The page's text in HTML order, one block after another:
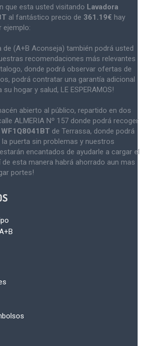
que esta usted visitando Lavadora
al fantástico precio de 361.19€ hay
ejemplo:
de (A+B Aconseja) también podrá usted
recomendaciones más relevantes
donde podrá observar ofertas de
podrá contratar una garantía adicional
hogar y salud, LE ESPERAMOS!
abierto al público, repartido en dos
ALMERIA Nº 157 donde podrá recoger
de Terrassa, donde podrá
puerta sin problemas y nuestros
encantados de ayudarle a cargar el
esta manera habrá ahorrado aun mas
portes!